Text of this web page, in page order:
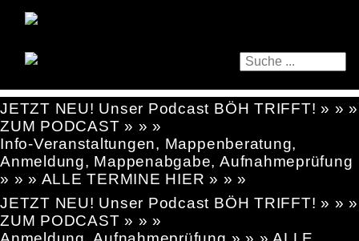
JETZT NEU! Unser Podcast BÖH TRIFFT! » » »
ZUM PODCAST » » »
Info-Veranstaltungen, Mappenberatung,
Anmeldung, Mappenabgabe, Aufnahmeprüfung
» » » ALLE TERMINE HIER » » »
JETZT NEU! Unser Podcast BÖH TRIFFT! » » »
ZUM PODCAST » » »